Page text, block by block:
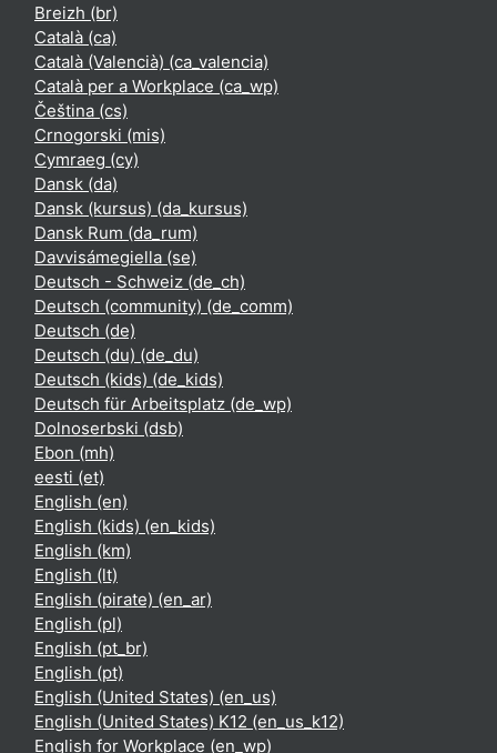
Breizh ‎(br)‎
Català ‎(ca)‎
Català (Valencià) ‎(ca_valencia)‎
Català per a Workplace ‎(ca_wp)‎
Čeština ‎(cs)‎
Crnogorski ‎(mis)‎
Cymraeg ‎(cy)‎
Dansk ‎(da)‎
Dansk (kursus) ‎(da_kursus)‎
Dansk Rum ‎(da_rum)‎
Davvisámegiella ‎(se)‎
Deutsch - Schweiz ‎(de_ch)‎
Deutsch (community) ‎(de_comm)‎
Deutsch ‎(de)‎
Deutsch (du) ‎(de_du)‎
Deutsch (kids) ‎(de_kids)‎
Deutsch für Arbeitsplatz ‎(de_wp)‎
Dolnoserbski ‎(dsb)‎
Ebon ‎(mh)‎
eesti ‎(et)‎
English ‎(en)‎
English (kids) ‎(en_kids)‎
English ‎(km)‎
English ‎(lt)‎
English (pirate) ‎(en_ar)‎
English ‎(pl)‎
English ‎(pt_br)‎
English ‎(pt)‎
English (United States) ‎(en_us)‎
English (United States) K12 ‎(en_us_k12)‎
English for Workplace ‎(en_wp)‎